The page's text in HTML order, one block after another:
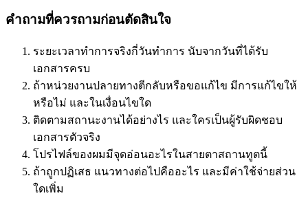
คำถามที่ควรถามก่อนตัดสินใจ
ระยะเวลาทำการจริงกี่วันทำการ นับจากวันที่ได้รับ
เอกสารครบ
ถ้าหน่วยงานปลายทางตีกลับหรือขอแก้ไข มีการแก้ไขให้
หรือไม่ และในเงื่อนไขใด
ติดตามสถานะงานได้อย่างไร และใครเป็นผู้รับผิดชอบ
เอกสารตัวจริง
โปรไฟล์ของผมมีจุดอ่อนอะไรในสายตาสถานทูตนี้
ถ้าถูกปฏิเสธ แนวทางต่อไปคืออะไร และมีค่าใช้จ่ายส่วน
ใดเพิ่ม